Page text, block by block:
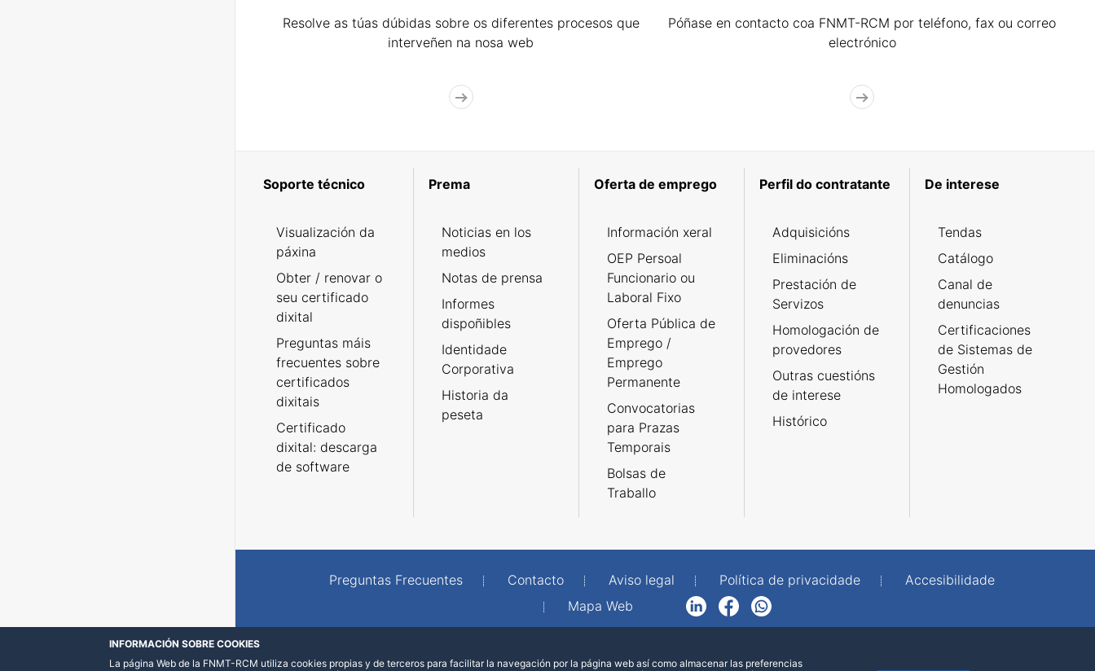
Resolve as túas dúbidas sobre os diferentes procesos que
interveñen na nosa web
Póñase en contacto coa FNMT-RCM por teléfono, fax ou correo
electrónico
Soporte técnico
Visualización da
páxina
Obter / renovar o
seu certificado
dixital
Preguntas máis
frecuentes sobre
certificados
dixitais
Certificado
dixital: descarga
de software
Prema
Noticias en los
medios
Notas de prensa
Informes
dispoñibles
Identidade
Corporativa
Historia da
peseta
Oferta de emprego
Información xeral
OEP Persoal
Funcionario ou
Laboral Fixo
Oferta Pública de
Emprego /
Emprego
Permanente
Convocatorias
para Prazas
Temporais
Bolsas de
Traballo
Perfil do contratante
Adquisicións
Eliminacións
Prestación de
Servizos
Homologación de
provedores
Outras cuestións
de interese
Histórico
De interese
Tendas
Catálogo
Canal de
denuncias
Certificaciones
de Sistemas de
Gestión
Homologados
Preguntas Frecuentes Contacto Aviso legal Política de privacidade
Accesibilidade
Mapa Web
LinkedInFacebookWhatsApp
INFORMACIÓN SOBRE COOKIES
La página Web de la FNMT-RCM utiliza cookies propias y de terceros para facilitar la navegación por la página web así como almacenar las preferencias